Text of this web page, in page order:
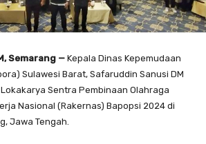
Semarang — Kepala Dinas Kepemudaan
Sulawesi Barat, Safaruddin Sanusi DM
Sentra Pembinaan Olahraga
Nasional (Rakernas) Bapopsi 2024 di
Jawa Tengah.